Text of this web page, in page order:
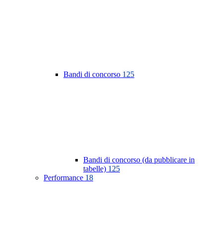
Bandi di concorso 125
Bandi di concorso (da pubblicare in
tabelle) 125
Performance 18